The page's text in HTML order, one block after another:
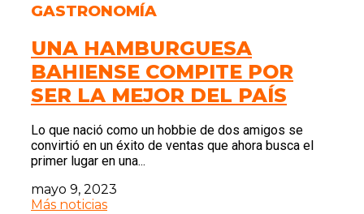
GASTRONOMÍA
UNA HAMBURGUESA
BAHIENSE COMPITE POR
SER LA MEJOR DEL PAÍS
Lo que nació como un hobbie de dos amigos se
convirtió en un éxito de ventas que ahora busca el
primer lugar en una...
mayo 9, 2023
Más noticias